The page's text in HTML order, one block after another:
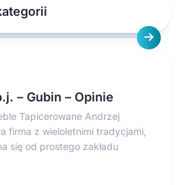
– Gubin – Opinie
Tapicerowane Andrzej
firma z wieloletnimi tradycjami,
się od prostego zakładu